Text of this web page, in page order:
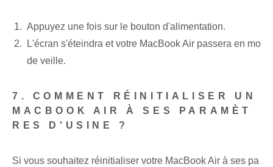
Appuyez une fois sur le bouton d'alimentation.
L'écran s'éteindra et votre MacBook Air passera en mo
de veille.
7. COMMENT RÉINITIALISER UN
MACBOOK AIR À SES PARAMÈT
RES D'USINE ?
Si vous souhaitez réinitialiser votre MacBook Air à ses pa